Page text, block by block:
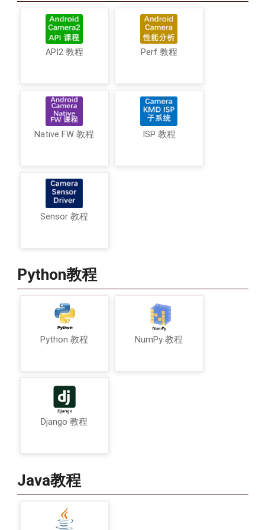
API2 教程 Perf 教程
Native FW 教程 ISP 教程
Sensor 教程
Python教程
Python 教程 NumPy 教程
Django 教程
Java教程